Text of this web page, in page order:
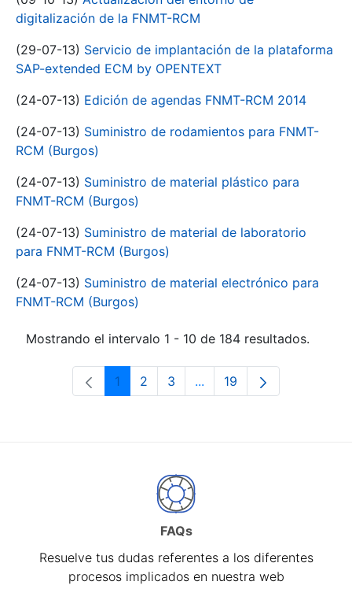
digitalización de la FNMT-RCM
(29-07-13) Servicio de implantación de la plataforma
SAP-extended ECM by OPENTEXT
(24-07-13) Edición de agendas FNMT-RCM 2014
(24-07-13) Suministro de rodamientos para FNMT-
RCM (Burgos)
(24-07-13) Suministro de material plástico para
FNMT-RCM (Burgos)
(24-07-13) Suministro de material de laboratorio
para FNMT-RCM (Burgos)
(24-07-13) Suministro de material electrónico para
FNMT-RCM (Burgos)
Mostrando el intervalo 1 - 10 de 184 resultados.
Página
1 Página
2 Página
3 ...Páginas intermedias Use
Página
19
FAQs
Resuelve tus dudas referentes a los diferentes
procesos implicados en nuestra web